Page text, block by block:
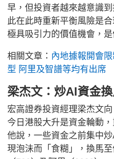
早，但投資者越來越意識
此在此時重新平衡風險是
極具吸引力的價值機會，
相關文章： 內地據報開會
型 阿里及智譜等均有出席
梁杰文：炒AI資金
宏高證券投資經理梁杰文
今日港股大升是資金輪動
他說，一些資金之前集中
現泡沬而「食糊」，換馬